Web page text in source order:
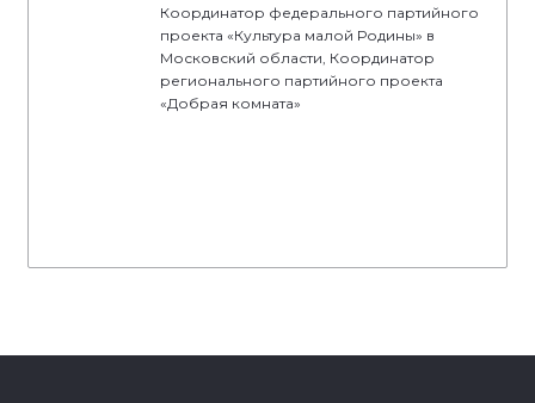
Координатор федерального партийного
проекта «Культура малой Родины» в
Московский области, Координатор
регионального партийного проекта
«Добрая комната»